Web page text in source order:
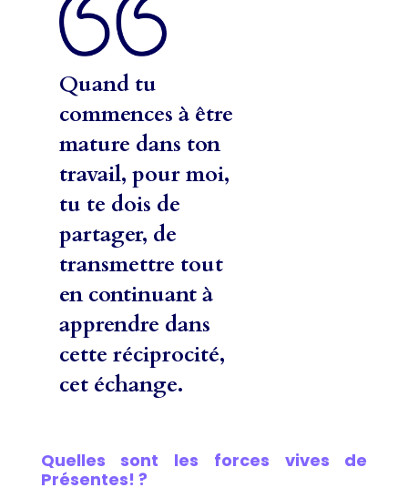
Quand tu
commences à être
mature dans ton
travail, pour moi,
tu te dois de
partager, de
transmettre tout
en continuant à
apprendre dans
cette réciprocité,
cet échange.
Quelles sont les forces vives de
Présentes! ?